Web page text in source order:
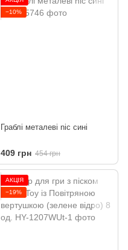
−10%
Граблі металеві nic сині
409 грн 454 грн
АКЦІЯ
−19%